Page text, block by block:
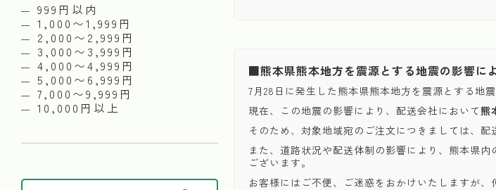
999円以内
1,000〜1,999円
2,000〜2,999円
3,000〜3,999円
4,000〜4,999円
5,000〜6,999円
7,000〜9,999円
10,000円以上
■熊本県熊本地方を震源とする地震の影響に
7月28日に発生した熊本県熊本地方を震源とする地
現在、この地震の影響により、配送会社において熊
そのため、対象地域宛のご注文につきましては、
また、道路状況や配送体制の影響により、熊本県
ございます。
お客様にはご不便、ご迷惑をおかけいたしますが、